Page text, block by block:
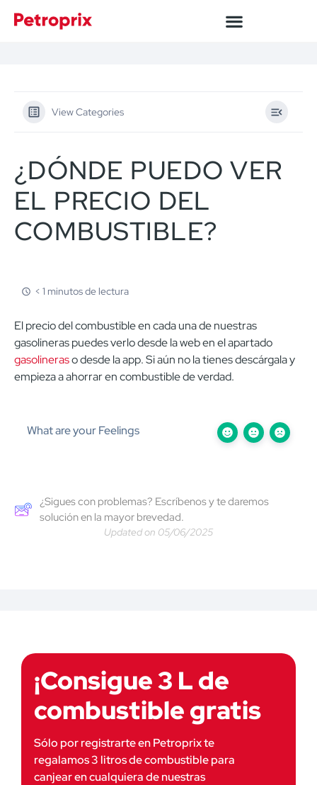
View Categories
¿DÓNDE PUEDO VER
EL PRECIO DEL
COMBUSTIBLE?
< 1 minutos de lectura
El precio del combustible en cada una de nuestras
gasolineras puedes verlo desde la web en el apartado
gasolineraso desde la app. Si aún no la tienes descárgala y
empieza a ahorrar en combustible de verdad.
What are your Feelings
¿Sigues con problemas? Escríbenos y te daremos
solución en la mayor brevedad.
Updated on 05/06/2025
¡Consigue 3 L de
combustible gratis
Sólo por registrarte en Petroprix te
regalamos 3 litros de combustible para
canjear en cualquiera de nuestras